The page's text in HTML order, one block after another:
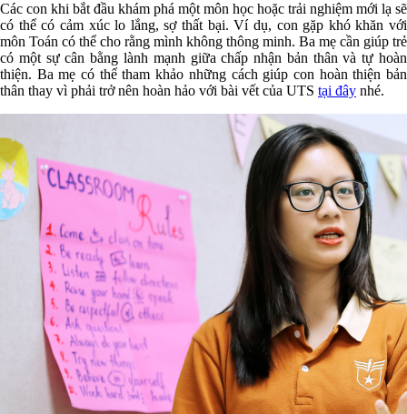
Các con khi bắt đầu khám phá một môn học hoặc trải nghiệm mới lạ sẽ
có thể có cảm xúc lo lắng, sợ thất bại. Ví dụ, con gặp khó khăn với
môn Toán có thể cho rằng mình không thông minh. Ba mẹ cần giúp trẻ
có một sự cân bằng lành mạnh giữa chấp nhận bản thân và tự hoàn
thiện. Ba mẹ có thể tham khảo những cách giúp con hoàn thiện bản
thân thay vì phải trở nên hoàn hảo với bài vết của UTS tại đây nhé.